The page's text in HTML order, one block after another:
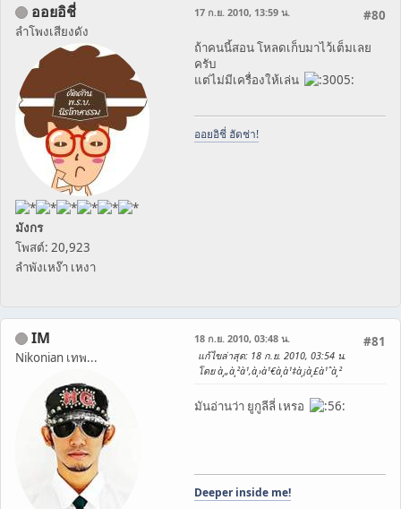
ออยอิชี่
ลำโพงเสียงดัง
มังกร
โพสต์: 20,923
ลำพังเหง๊า เหงา
#80
17 ก.ย. 2010, 13:59 น.
ถ้าคนนี้สอน โหลดเก็บมาไว้เต็มเลย
ครับ
แต่ไม่มีเครื่องให้เล่น
ออยอิชี่ ฮัดช่า!
IM
Nikonian เทพ...
#81
18 ก.ย. 2010, 03:48 น.
แก้ไขล่าสุด: 18 ก.ย. 2010, 03:54 น.
โดย à¸„à¸²à¹‚à¸›à¹€à¸­à¹‡à¸¡à¸£à¹ˆà¸²
มันอ่านว่า ยูกูลีลี่ เหรอ
Deeper inside me!